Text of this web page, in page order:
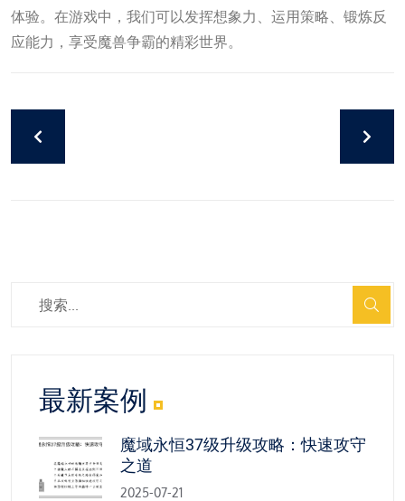
体验。在游戏中，我们可以发挥想象力、运用策略、锻炼反
应能力，享受魔兽争霸的精彩世界。
最新案例
魔域永恒37级升级攻略：快速攻守
之道
2025-07-21